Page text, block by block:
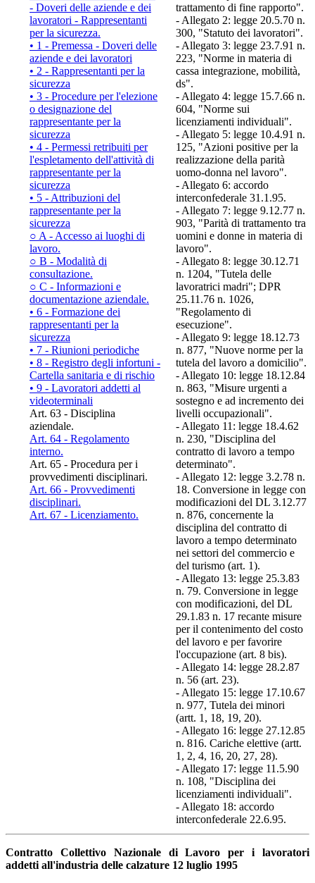
- Doveri delle aziende e dei
lavoratori - Rappresentanti
per la sicurezza.
• 1 - Premessa - Doveri delle
aziende e dei lavoratori
• 2 - Rappresentanti per la
sicurezza
• 3 - Procedure per l'elezione
o designazione del
rappresentante per la
sicurezza
• 4 - Permessi retribuiti per
l'espletamento dell'attività di
rappresentante per la
sicurezza
• 5 - Attribuzioni del
rappresentante per la
sicurezza
○ A - Accesso ai luoghi di
lavoro.
○ B - Modalità di
consultazione.
○ C - Informazioni e
documentazione aziendale.
• 6 - Formazione dei
rappresentanti per la
sicurezza
• 7 - Riunioni periodiche
• 8 - Registro degli infortuni -
Cartella sanitaria e di rischio
• 9 - Lavoratori addetti al
videoterminali
Art. 63 - Disciplina
aziendale.
Art. 64 - Regolamento
interno.
Art. 65 - Procedura per i
provvedimenti disciplinari.
Art. 66 - Provvedimenti
disciplinari.
Art. 67 - Licenziamento.
trattamento di fine rapporto".
- Allegato 2: legge 20.5.70 n.
300, "Statuto dei lavoratori".
- Allegato 3: legge 23.7.91 n.
223, "Norme in materia di
cassa integrazione, mobilità,
ds".
- Allegato 4: legge 15.7.66 n.
604, "Norme sui
licenziamenti individuali".
- Allegato 5: legge 10.4.91 n.
125, "Azioni positive per la
realizzazione della parità
uomo-donna nel lavoro".
- Allegato 6: accordo
interconfederale 31.1.95.
- Allegato 7: legge 9.12.77 n.
903, "Parità di trattamento tra
uomini e donne in materia di
lavoro".
- Allegato 8: legge 30.12.71
n. 1204, "Tutela delle
lavoratrici madri"; DPR
25.11.76 n. 1026,
"Regolamento di
esecuzione".
- Allegato 9: legge 18.12.73
n. 877, "Nuove norme per la
tutela del lavoro a domicilio".
- Allegato 10: legge 18.12.84
n. 863, "Misure urgenti a
sostegno e ad incremento dei
livelli occupazionali".
- Allegato 11: legge 18.4.62
n. 230, "Disciplina del
contratto di lavoro a tempo
determinato".
- Allegato 12: legge 3.2.78 n.
18. Conversione in legge con
modificazioni del DL 3.12.77
n. 876, concernente la
disciplina del contratto di
lavoro a tempo determinato
nei settori del commercio e
del turismo (art. 1).
- Allegato 13: legge 25.3.83
n. 79. Conversione in legge
con modificazioni, del DL
29.1.83 n. 17 recante misure
per il contenimento del costo
del lavoro e per favorire
l'occupazione (art. 8 bis).
- Allegato 14: legge 28.2.87
n. 56 (art. 23).
- Allegato 15: legge 17.10.67
n. 977, Tutela dei minori
(artt. 1, 18, 19, 20).
- Allegato 16: legge 27.12.85
n. 816. Cariche elettive (artt.
1, 2, 4, 16, 20, 27, 28).
- Allegato 17: legge 11.5.90
n. 108, "Disciplina dei
licenziamenti individuali".
- Allegato 18: accordo
interconfederale 22.6.95.
Contratto Collettivo Nazionale di Lavoro per i lavoratori
addetti all'industria delle calzature 12 luglio 1995